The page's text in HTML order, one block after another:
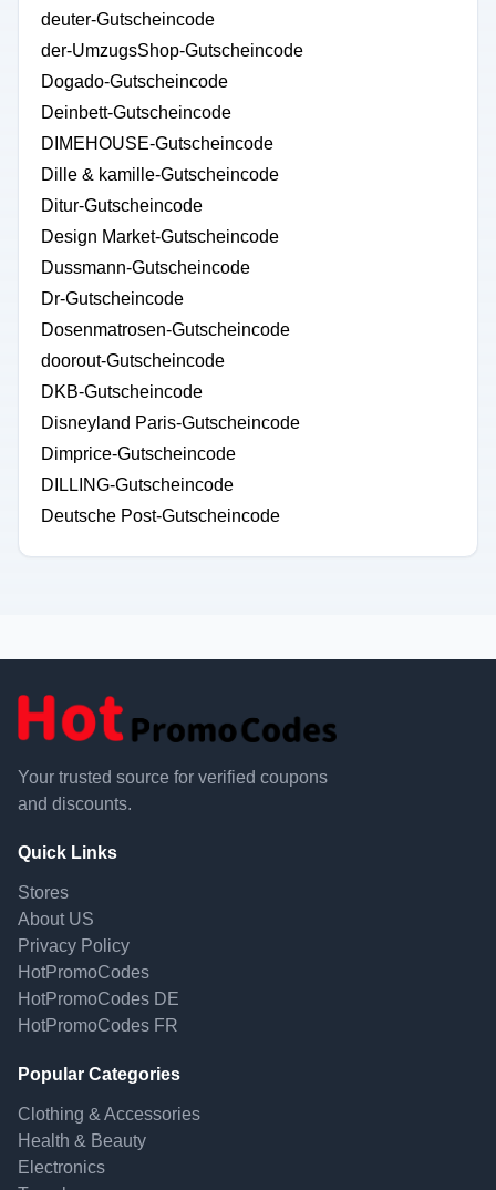
deuter-Gutscheincode
der-UmzugsShop-Gutscheincode
Dogado-Gutscheincode
Deinbett-Gutscheincode
DIMEHOUSE-Gutscheincode
Dille & kamille-Gutscheincode
Ditur-Gutscheincode
Design Market-Gutscheincode
Dussmann-Gutscheincode
Dr-Gutscheincode
Dosenmatrosen-Gutscheincode
doorout-Gutscheincode
DKB-Gutscheincode
Disneyland Paris-Gutscheincode
Dimprice-Gutscheincode
DILLING-Gutscheincode
Deutsche Post-Gutscheincode
Your trusted source for verified coupons
and discounts.
Quick Links
Stores
About US
Privacy Policy
HotPromoCodes
HotPromoCodes DE
HotPromoCodes FR
Popular Categories
Clothing & Accessories
Health & Beauty
Electronics